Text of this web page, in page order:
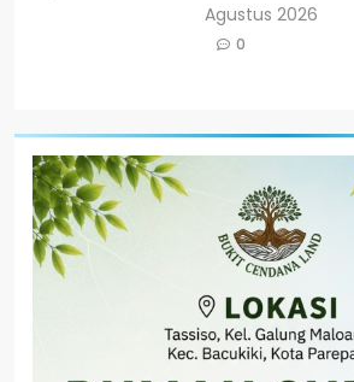
Agustus 2026
0